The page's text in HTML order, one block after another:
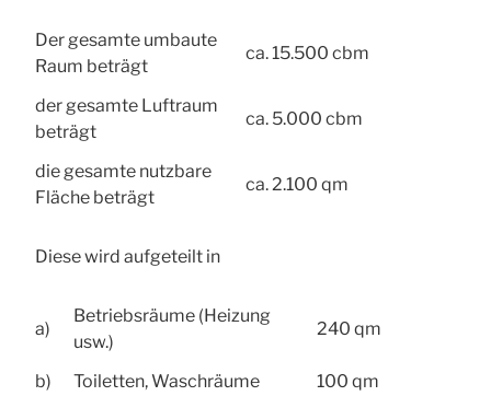
Der gesamte umbaute
Raum beträgt
ca. 15.500 cbm
der gesamte Luftraum
beträgt
ca. 5.000 cbm
die gesamte nutzbare
Fläche beträgt
ca. 2.100 qm
Diese wird aufgeteilt in
a)
Betriebsräume (Heizung
usw.)
240 qm
b) Toiletten, Waschräume
100 qm